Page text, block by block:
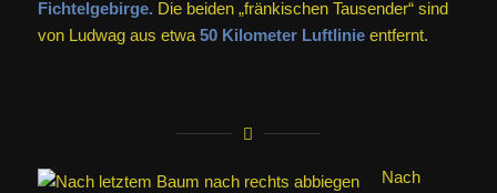
Fichtelgebirge. Die beiden „fränkischen Tausender“ sind
von Ludwag aus etwa 50 Kilometer Luftlinieentfernt.
Nach